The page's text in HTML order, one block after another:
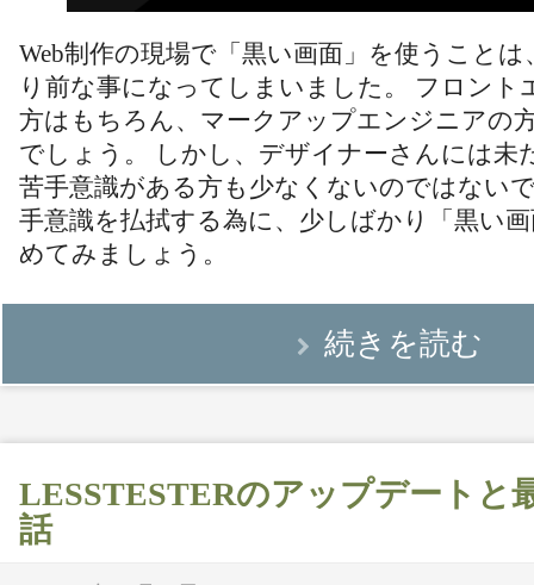
Web制作の現場で「黒い画面」を使うこと
り前な事になってしまいました。 フロント
方はもちろん、マークアップエンジニアの
でしょう。 しかし、デザイナーさんには未
苦手意識がある方も少なくないのではない
手意識を払拭する為に、少しばかり「黒い
めてみましょう。
続きを読む
LESSTESTERのアップデートと
話